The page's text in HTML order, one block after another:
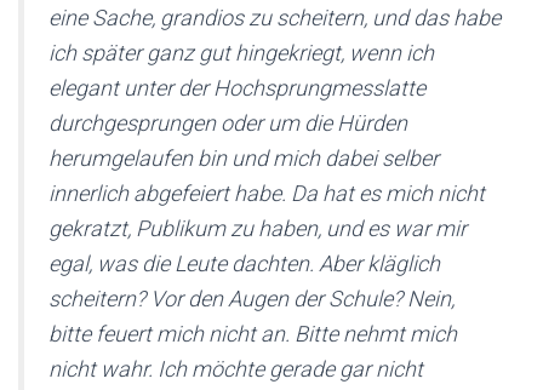
eine Sache, grandios zu scheitern, und das habe
ich später ganz gut hingekriegt, wenn ich
elegant unter der Hochsprungmesslatte
durchgesprungen oder um die Hürden
herumgelaufen bin und mich dabei selber
innerlich abgefeiert habe. Da hat es mich nicht
gekratzt, Publikum zu haben, und es war mir
egal, was die Leute dachten. Aber kläglich
scheitern? Vor den Augen der Schule? Nein,
bitte feuert mich nicht an. Bitte nehmt mich
nicht wahr. Ich möchte gerade gar nicht